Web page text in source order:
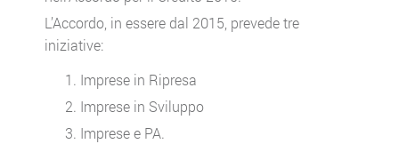
L’Accordo, in essere dal 2015, prevede tre
iniziative:
Imprese in Ripresa
Imprese in Sviluppo
Imprese e PA.